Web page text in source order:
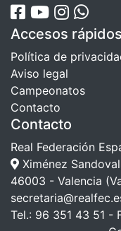
Accesos rápidos
Política de
Aviso legal
Campeonatos
Contacto
Contacto
Real Federación
Ximénez
46003 - Valencia
Tel.: 96 351 43 51 -